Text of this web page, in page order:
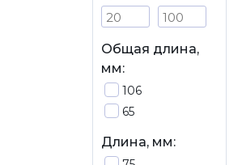
Общая длина,
мм:
106
65
Длина, мм: